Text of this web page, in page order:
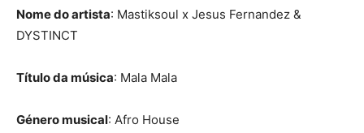
Nome do artista: Mastiksoul x Jesus Fernandez &
DYSTINCT
Título da música: Mala Mala
Género musical: Afro House